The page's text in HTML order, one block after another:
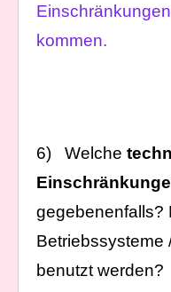
kommen.
6) Welche
gegebenenfalls?
Betriebssysteme
benutzt werden?